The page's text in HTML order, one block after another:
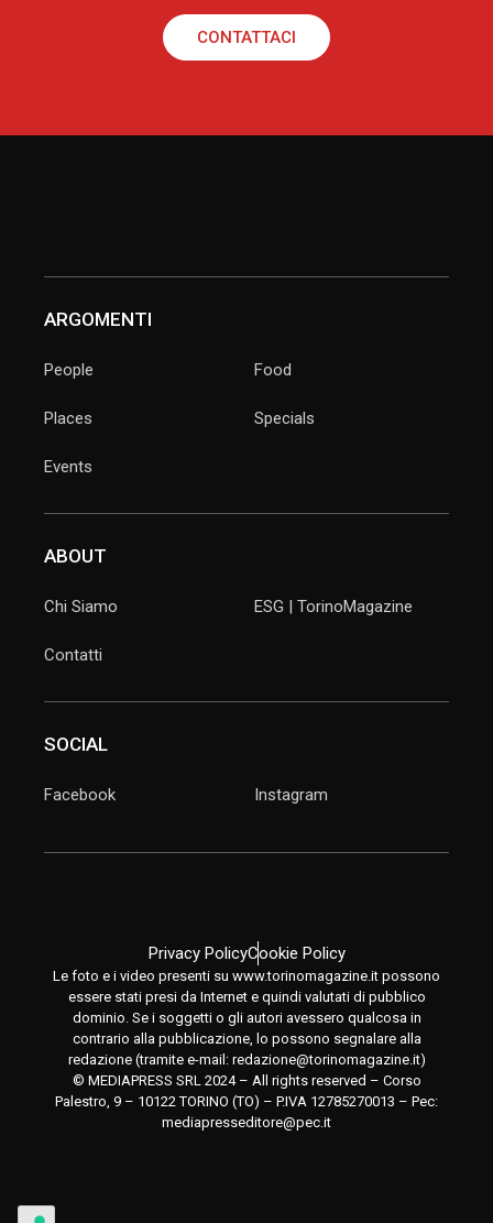
CONTATTACI
ARGOMENTI
People
Places
Events
Food
Specials
ABOUT
Chi Siamo
Contatti
ESG | TorinoMagazine
SOCIAL
Facebook Instagram
Privacy PolicyCookie Policy
Le foto e i video presenti su www.torinomagazine.it possono
essere stati presi da Internet e quindi valutati di pubblico
dominio. Se i soggetti o gli autori avessero qualcosa in
contrario alla pubblicazione, lo possono segnalare alla
redazione (tramite e-mail: redazione@torinomagazine.it)
© MEDIAPRESS SRL 2024 – All rights reserved – Corso
Palestro, 9 – 10122 TORINO (TO) – P.IVA 12785270013 – Pec:
mediapresseditore@pec.it